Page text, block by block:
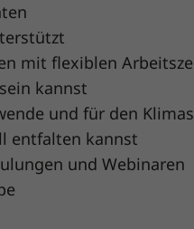
mit flexiblen
kannst
und für den
entfalten kannst
und Webinaren